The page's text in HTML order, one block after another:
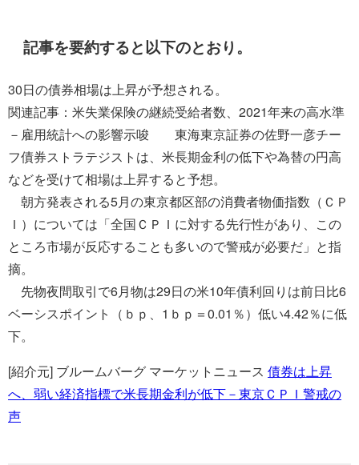
記事を要約すると以下のとおり。
30日の債券相場は上昇が予想される。
関連記事：米失業保険の継続受給者数、2021年来の高水準
－雇用統計への影響示唆 東海東京証券の佐野一彦チー
フ債券ストラテジストは、米長期金利の低下や為替の円高
などを受けて相場は上昇すると予想。
朝方発表される5月の東京都区部の消費者物価指数（ＣＰ
Ｉ）については「全国ＣＰＩに対する先行性があり、この
ところ市場が反応することも多いので警戒が必要だ」と指
摘。
先物夜間取引で6月物は29日の米10年債利回りは前日比6
ベーシスポイント（ｂｐ、1ｂｐ＝0.01％）低い4.42％に低
下。
[紹介元] ブルームバーグ マーケットニュース 債券は上昇
へ、弱い経済指標で米長期金利が低下－東京ＣＰＩ警戒の
声